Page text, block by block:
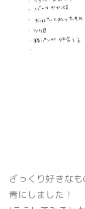
ざっくり好きな
青にしました！